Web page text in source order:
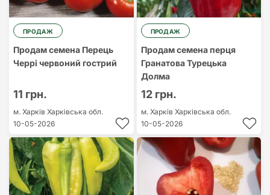
ПРОДАЖ
Продам семена Перець
Черрі червоний гострий
11 грн.
м. Харків Харківська обл.
10-05-2026
ПРОДАЖ
Продам семена перця
Гранатова Турецька
Долма
12 грн.
м. Харків Харківська обл.
10-05-2026